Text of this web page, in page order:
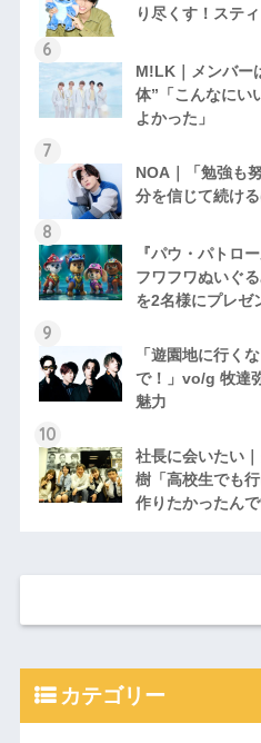
り尽くす！ステ
M!LK｜メンバー
体”「こんなにい
よかった」
NOA｜「勉強も
分を信じて続け
『パウ・パトロ
フワフワぬいぐ
を2名様にプレゼ
「遊園地に行く
で！」vo/g 牧達
魅力
社長に会いたい
樹「高校生でも
作りたかったんで
カテゴリー